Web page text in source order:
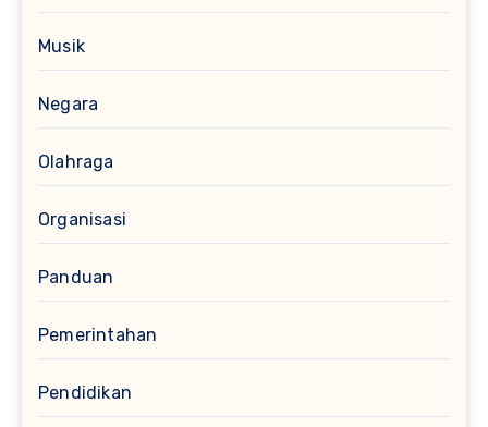
Musik
Negara
Olahraga
Organisasi
Panduan
Pemerintahan
Pendidikan